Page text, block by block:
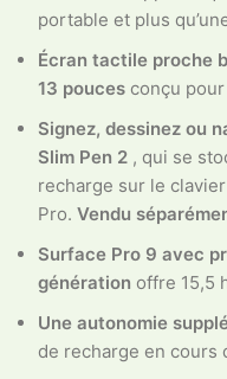
portable et plus
Écran tactile proche
13 pouces conçu
Signez, dessinez ou
Slim Pen 2 , qui se
recharge sur le
Pro. Vendu
Surface Pro 9 avec
génération offre 15,5
Une autonomie
de recharge en cours